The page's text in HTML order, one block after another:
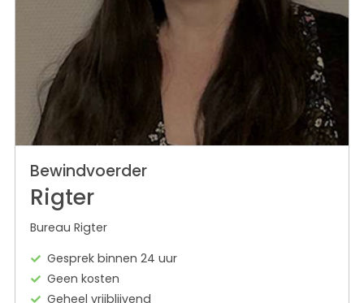
Bewindvoerder
Rigter
Bureau Rigter
Gesprek binnen 24 uur
Geen kosten
Geheel vrijblijvend